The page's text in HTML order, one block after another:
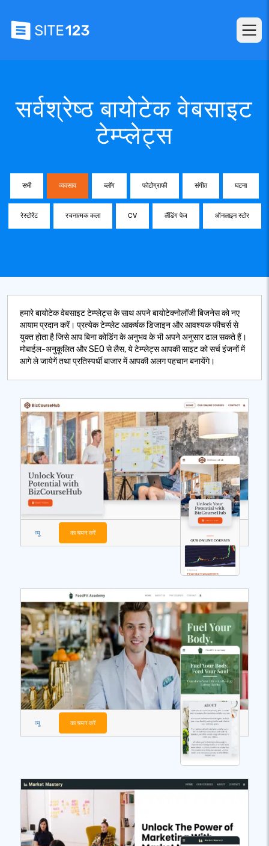
सर्वश्रेष्ठ बायोटेक वेबसाइट
टेम्प्लेट्स
सभी व्यवसाय ब्लॉग फोटोग्राफी संगीत घटना
रेस्टोरेंट रचनात्मक कला CV लैंडिंग पेज ऑनलाइन स्टोर
हमारे बायोटेक वेबसाइट टेम्प्लेट्स के साथ अपने बायोटेक्नोलॉजी बिजनेस को नए
आयाम प्रदान करें। प्रत्येक टेम्प्लेट आकर्षक डिजाइन और आवश्यक फीचर्स से
युक्त होता है जिसे आप बिना कोडिंग के अनुभव के भी अपने अनुसार ढाल सकते हैं।
मोबाईल-अनुकूलित और SEO से लैस, ये टेम्प्लेट्स आपकी साइट को सर्च इंजनों में
आगे ले जायेगें तथा प्रतिस्पर्धी बाजार में आपकी अलग पहचान बनायेंगे।
व्यू का चयन करें
व्यू का चयन करें